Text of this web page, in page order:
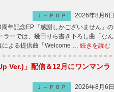
Ｊ－ＰＯＰ
2026年8月6日
年記念EP『感謝しかございません』の
ーでは、幾田りら書き下ろし曲「なん
による提供曲「Welcome … 続きを読む
Ver.)」配信＆12月にワンマンラ
Ｊ－ＰＯＰ
2026年8月6日